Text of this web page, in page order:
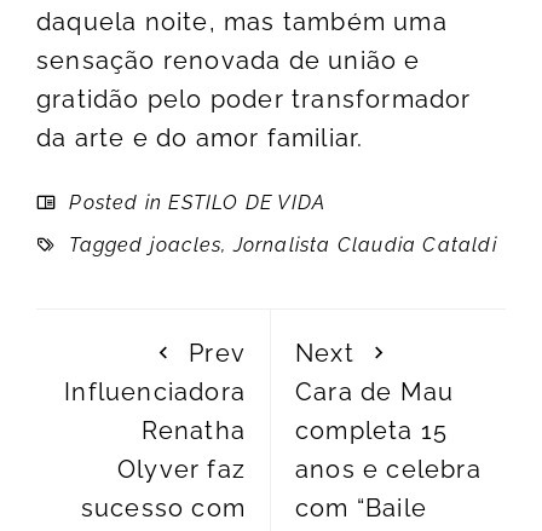
daquela noite, mas também uma
sensação renovada de união e
gratidão pelo poder transformador
da arte e do amor familiar.
Posted inESTILO DE VIDA
Tagged joacles,Jornalista Claudia Cataldi
Prev
Influenciadora
Renatha
Olyver faz
sucesso com
Next
Cara de Mau
completa 15
anos e celebra
com “Baile